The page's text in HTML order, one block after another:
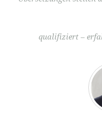
qualifiziert –